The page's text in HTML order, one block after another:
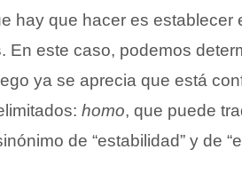
hay que hacer es establecer
. En este caso, podemos
ya se aprecia que está
homo, que puede
de “estabilidad” y de